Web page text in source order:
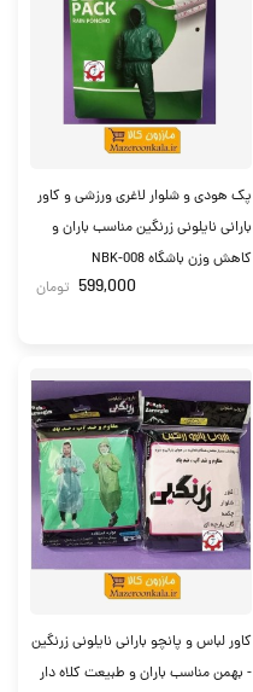
پک هودی و شلوار لاغری ورزشی و کاور
بارانی نایلونی زرنگین مناسب باران و
کاهش وزن باشگاه NBK-008
599,000 تومان
کاور لباس و پانچو بارانی نایلونی زرنگین
- بهمن مناسب باران و طبیعت کلاه دار